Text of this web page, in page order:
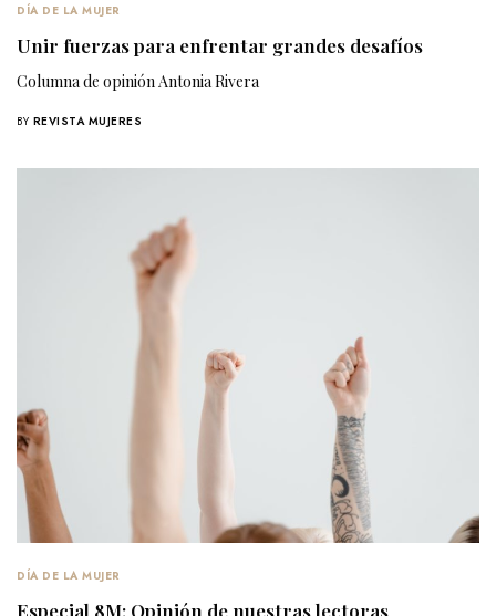
DÍA DE LA MUJER
Unir fuerzas para enfrentar grandes desafíos
Columna de opinión Antonia Rivera
BY REVISTA MUJERES
DÍA DE LA MUJER
Especial 8M: Opinión de nuestras lectoras